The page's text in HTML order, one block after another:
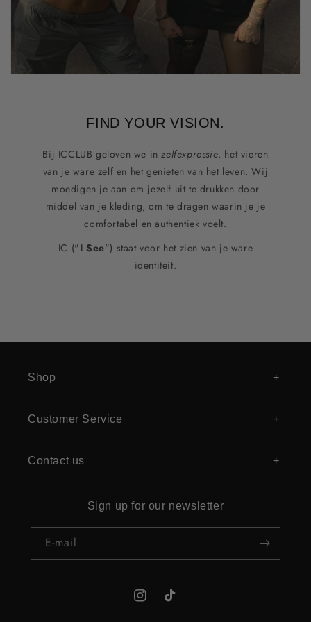
FIND YOUR VISION.
Bij ICCLUB geloven we inzelfexpressie, het vieren
van je ware zelf en het genieten van het leven. Wij
moedigen je aan om jezelf uit te drukken door
middel van je kleding, om te dragen waarin je je
comfortabel en authentiek voelt.
IC ("I See") staat voor het zien van je ware
identiteit.
Shop
Customer Service
Contact us
Sign up for our newsletter
E‑mail
InstagramTikTok